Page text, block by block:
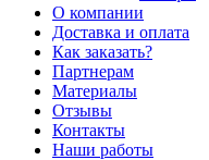
О компании
Доставка и оплата
Как заказать?
Партнерам
Материалы
Отзывы
Контакты
Наши работы